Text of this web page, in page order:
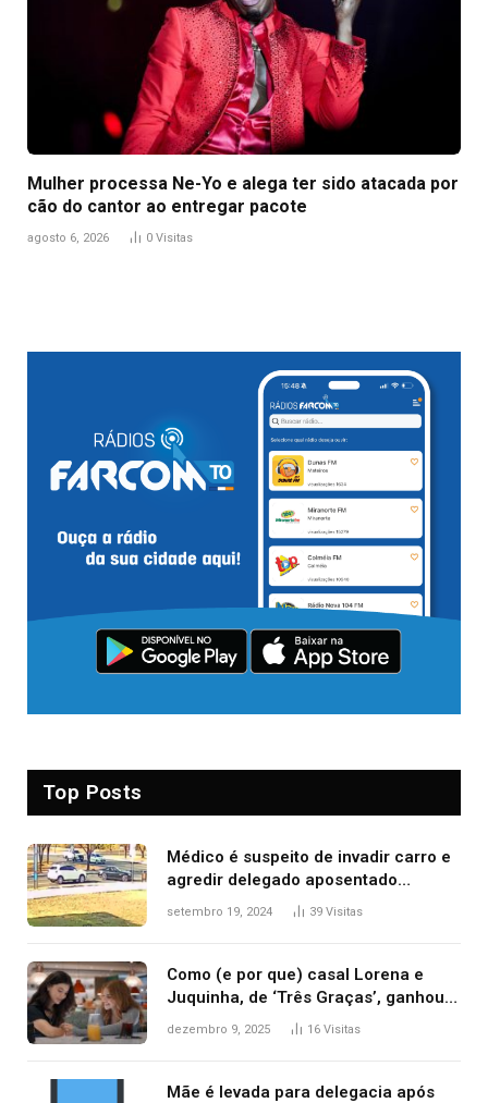
Mulher processa Ne-Yo e alega ter sido atacada por
cão do cantor ao entregar pacote
agosto 6, 2026 0 Visitas
Top Posts
Médico é suspeito de invadir carro e
agredir delegado aposentado
durante confusão no trânsito
setembro 19, 2024 39 Visitas
Como (e por que) casal Lorena e
Juquinha, de ‘Três Graças’, ganhou
repercussão internacional
dezembro 9, 2025 16 Visitas
Mãe é levada para delegacia após